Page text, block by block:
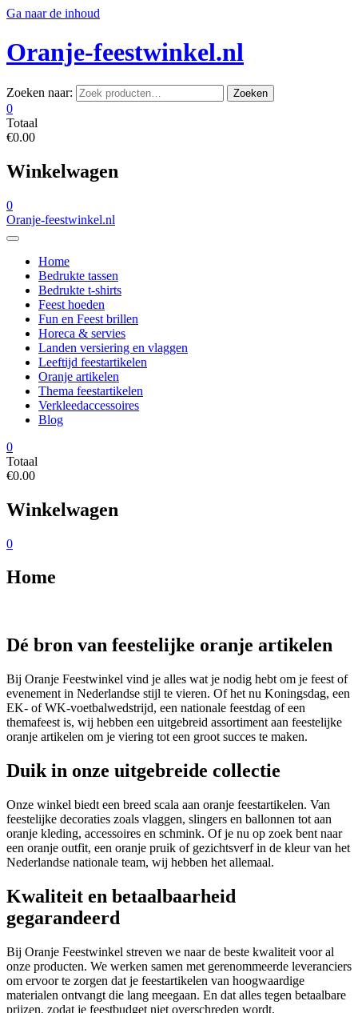
Ga naar de inhoud
Oranje-feestwinkel.nl
Zoeken naar: Zoeken
0
Totaal
€0.00
Winkelwagen
0
Oranje-feestwinkel.nl
Home
Bedrukte tassen
Bedrukte t-shirts
Feest hoeden
Fun en Feest brillen
Horeca & servies
Landen versiering en vlaggen
Leeftijd feestartikelen
Oranje artikelen
Thema feestartikelen
Verkleedaccessoires
Blog
0
Totaal
€0.00
Winkelwagen
0
Home
Dé bron van feestelijke oranje artikelen
Bij Oranje Feestwinkel vind je alles wat je nodig hebt om je feest of
evenement in Nederlandse stijl te vieren. Of het nu Koningsdag, een
EK- of WK-voetbalwedstrijd, een nationale feestdag of een
themafeest is, wij hebben een uitgebreid assortiment aan feestelijke
oranje artikelen om je viering tot een groot succes te maken.
Duik in onze uitgebreide collectie
Onze winkel biedt een breed scala aan oranje feestartikelen. Van
feestelijke decoraties zoals vlaggen, slingers en ballonnen tot aan
oranje kleding, accessoires en schmink. Of je nu op zoek bent naar
een oranje outfit, een oranje pruik of gezichtsverf in de kleur van het
Nederlandse nationale team, wij hebben het allemaal.
Kwaliteit en betaalbaarheid
gegarandeerd
Bij Oranje Feestwinkel streven we naar de beste kwaliteit voor al
onze producten. We werken samen met gerenommeerde leveranciers
om ervoor te zorgen dat je feestartikelen van hoogwaardige
materialen ontvangt die lang meegaan. En dat alles tegen betaalbare
prijzen, zodat je feestbudget niet overschreden wordt.